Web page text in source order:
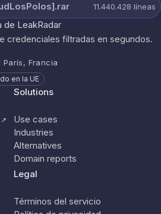
11.440.428 líneas
credenciales filtradas en segundos.
París, Francia
en la UE
↗
Solutions
Use cases
Industries
Alternatives
Domain reports
Legal
Términos del servicio